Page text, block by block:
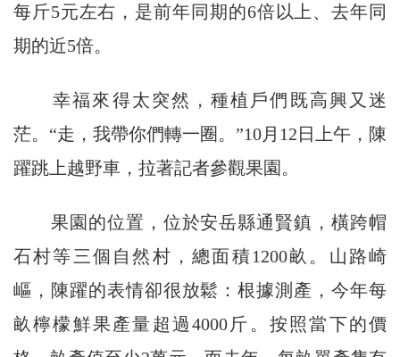
每斤5元左右，是前年同期的6倍以上、去年同
期的近5倍。
幸福來得太突然，種植戶們既高興又迷
茫。“走，我帶你們轉一圈。”10月12日上午，陳
躍跳上越野車，拉著記者參觀果園。
果園的位置，位於安岳縣通賢鎮，橫跨帽
石村等三個自然村，總面積1200畝。山路崎
嶇，陳躍的表情卻很放鬆：根據測產，今年每
畝檸檬鮮果產量超過4000斤。按照當下的價